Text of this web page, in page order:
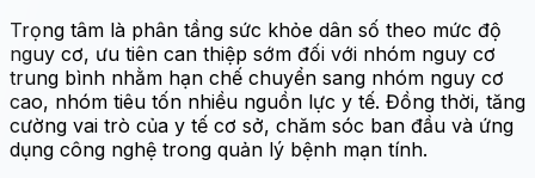
Trọng tâm là phân tầng sức khỏe dân số theo mức độ
nguy cơ, ưu tiên can thiệp sớm đối với nhóm nguy cơ
trung bình nhằm hạn chế chuyển sang nhóm nguy cơ
cao, nhóm tiêu tốn nhiều nguồn lực y tế. Đồng thời, tăng
cường vai trò của y tế cơ sở, chăm sóc ban đầu và ứng
dụng công nghệ trong quản lý bệnh mạn tính.